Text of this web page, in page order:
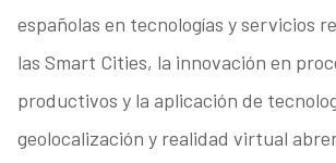
españolas en tecnologías y servicios
las Smart Cities, la innovación en
productivos y la aplicación de
geolocalización y realidad virtual